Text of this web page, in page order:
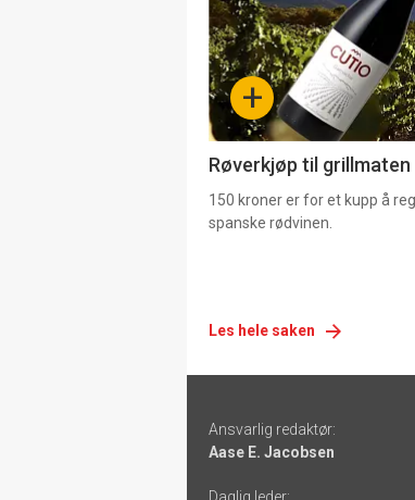
nå
-
4 +
Røverkjøp til grillmaten
150 kroner er for et kupp å
spanske rødvinen.
Les hele saken
-
links
Ansvarlig redaktør:
Aase E. Jacobsen